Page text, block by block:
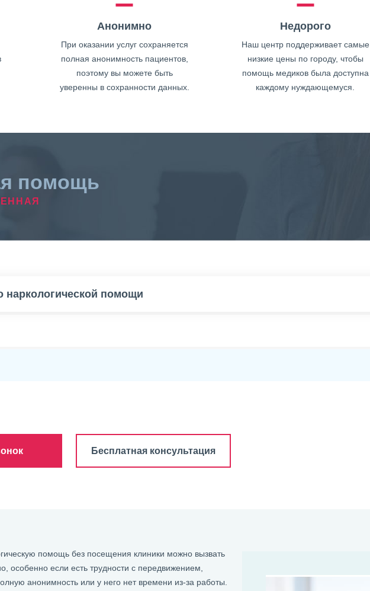
Анонимно
При оказании услуг сохраняется
полная анонимность пациентов,
поэтому вы можете быть
уверенны в сохранности данных.
Недорого
Наш центр поддерживает самые
низкие цены по городу, чтобы
помощь медиков была доступна
каждому нуждающемуся.
помощь
наркологической помощи
Бесплатная консультация
помощь без посещения клиники можно вызвать
особенно если есть трудности с передвижением,
анонимность или у него нет времени из-за работы.